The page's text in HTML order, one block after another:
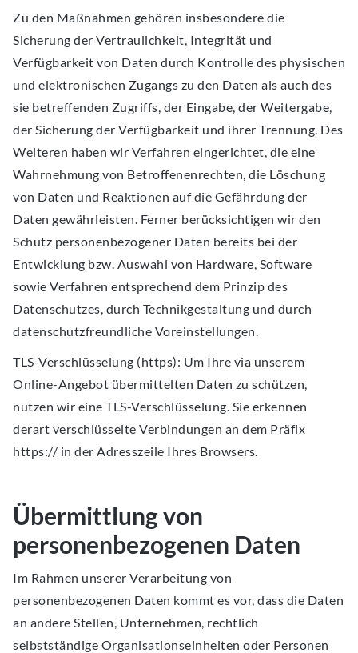
Zu den Maßnahmen gehören insbesondere die
Sicherung der Vertraulichkeit, Integrität und
Verfügbarkeit von Daten durch Kontrolle des physischen
und elektronischen Zugangs zu den Daten als auch des
sie betreffenden Zugriffs, der Eingabe, der Weitergabe,
der Sicherung der Verfügbarkeit und ihrer Trennung. Des
Weiteren haben wir Verfahren eingerichtet, die eine
Wahrnehmung von Betroffenenrechten, die Löschung
von Daten und Reaktionen auf die Gefährdung der
Daten gewährleisten. Ferner berücksichtigen wir den
Schutz personenbezogener Daten bereits bei der
Entwicklung bzw. Auswahl von Hardware, Software
sowie Verfahren entsprechend dem Prinzip des
Datenschutzes, durch Technikgestaltung und durch
datenschutzfreundliche Voreinstellungen.
TLS-Verschlüsselung (https): Um Ihre via unserem
Online-Angebot übermittelten Daten zu schützen,
nutzen wir eine TLS-Verschlüsselung. Sie erkennen
derart verschlüsselte Verbindungen an dem Präfix
https:// in der Adresszeile Ihres Browsers.
Übermittlung von
personenbezogenen Daten
Im Rahmen unserer Verarbeitung von
personenbezogenen Daten kommt es vor, dass die Daten
an andere Stellen, Unternehmen, rechtlich
selbstständige Organisationseinheiten oder Personen